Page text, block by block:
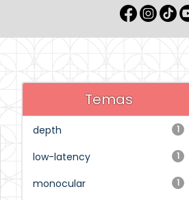
Temas
1
depth
1
low-latency
1
monocular